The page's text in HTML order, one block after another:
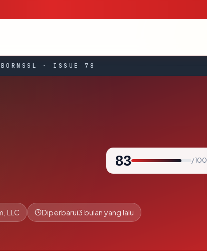
· ISSUE 78
83 / 100
LLC Diperbarui3 bulan yang lalu